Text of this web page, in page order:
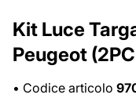
Kit Luce
Peugeot
• Codice articolo